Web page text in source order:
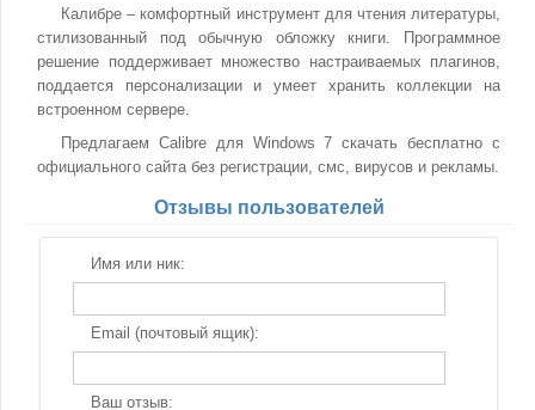
Калибре – комфортный инструмент для чтения литературы,
стилизованный под обычную обложку книги. Программное
решение поддерживает множество настраиваемых плагинов,
поддается персонализации и умеет хранить коллекции на
встроенном сервере.
Предлагаем Calibre для Windows 7 скачать бесплатно с
официального сайта без регистрации, смс, вирусов и рекламы.
Отзывы пользователей
Имя или ник:
Email (почтовый ящик):
Ваш отзыв: